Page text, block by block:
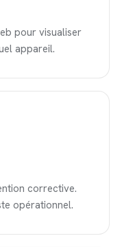
pour visualiser
appareil.
corrective.
opérationnel.